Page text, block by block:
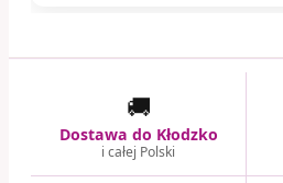
🚚
Dostawa do Kłodzko
i całej Polski